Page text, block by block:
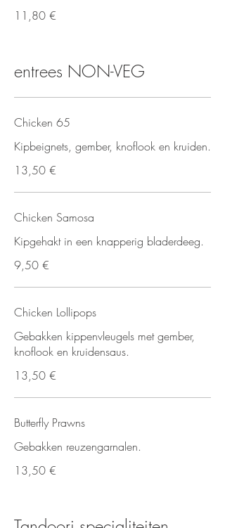
11,80 €
entrees NON-VEG
Chicken 65
Kipbeignets, gember, knoflook en kruiden.
13,50 €
Chicken Samosa
Kipgehakt in een knapperig bladerdeeg.
9,50 €
Chicken Lollipops
Gebakken kippenvleugels met gember,
knoflook en kruidensaus.
13,50 €
Butterfly Prawns
Gebakken reuzengarnalen.
13,50 €